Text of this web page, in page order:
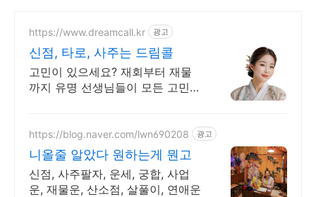
https://www.dreamcall.kr 광고
신점, 타로, 사주는 드림콜
고민이 있으세요? 재회부터 재물
까지 유명 선생님들이 모든 고민을
https://blog.naver.com/lwn690208 광고
니올줄 알았다 원하는게 뭔고
신점, 사주팔자, 운세, 궁합, 사업
운, 재물운, 산소점, 살풀이, 연애운